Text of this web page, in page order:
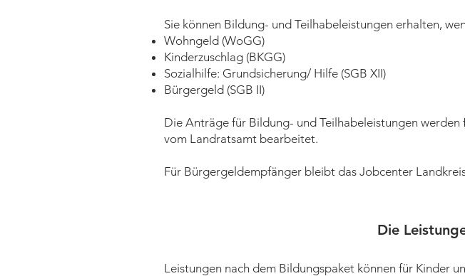
Sie können Bildung- und Teilhabeleistungen erhalten,
Wohngeld (WoGG)
Kinderzuschlag (BKGG)
Sozialhilfe: Grundsicherung/ Hilfe (SGB XII)
Bürgergeld (SGB II)
Die Anträge für Bildung- und Teilhabeleistungen
vom Landratsamt bearbeitet.
Für Bürgergeldempfänger bleibt das Jobcenter
Die
Leistungen nach dem Bildungspaket können für Kinder